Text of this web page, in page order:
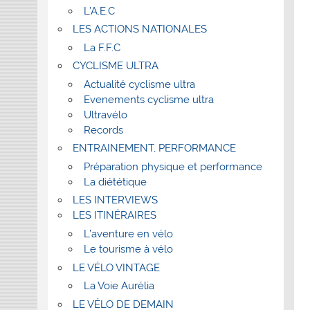
L’A.E.C
LES ACTIONS NATIONALES
La F.F.C
CYCLISME ULTRA
Actualité cyclisme ultra
Evenements cyclisme ultra
Ultravélo
Records
ENTRAINEMENT, PERFORMANCE
Préparation physique et performance
La diététique
LES INTERVIEWS
LES ITINÉRAIRES
L’aventure en vélo
Le tourisme à vélo
LE VÉLO VINTAGE
La Voie Aurélia
LE VÉLO DE DEMAIN